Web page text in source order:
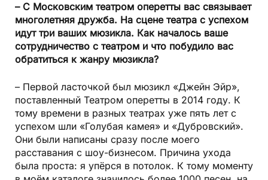
– С Московским театром оперетты вас связывает
многолетняя дружба. На сцене театра с успехом
идут три ваших мюзикла. Как началось ваше
сотрудничество с театром и что побудило вас
обратиться к жанру мюзикла?
– Первой ласточкой был мюзикл «Джейн Эйр»,
поставленный Театром оперетты в 2014 году. К
тому времени в разных театрах уже пять лет с
успехом шли «Голубая камея» и «Дубровский».
Они были написаны сразу после моего
расставания с шоу-бизнесом. Причина ухода
была проста: я упёрся в потолок. К тому моменту